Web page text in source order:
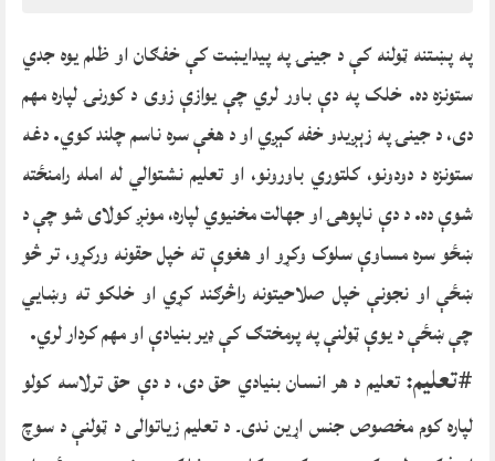
په پښتنه ټولنه کې د جینۍ په پیدایښت کې خفګان او ظلم یوه جدي
ستونزه ده. خلک په دې باور لري چې یوازې زوی د کورنۍ لپاره مهم
دی، د جینۍ په زېږیدو خفه کېږي او د هغې سره ناسم چلند کوي. دغه
ستونزه د دودونو، کلتوري باورونو، او تعلیم نشتوالي له امله رامنځته
شوې ده. د دې ناپوهۍ او جهالت مخنیوي لپاره، مونږ کولای شو چې د
ښځو سره مساوې سلوک وکړو او هغوې ته خپل حقونه ورکړو، تر څو
ښځې او نجونې خپل صلاحیتونه راڅرګند کړي او خلکو ته وښایي
چې ښځې د یوې ټولنې په پرمختګ کې ډیر بنیادې او مهم کردار لري.
#تعلیم:تعلیم د هر انسان بنیادي حق دی، د دې حق ترلاسه کولو
لپاره کوم مخصوص جنس اړین ندی۔ د تعلیم زیاتوالی د ټولنې د سوچ